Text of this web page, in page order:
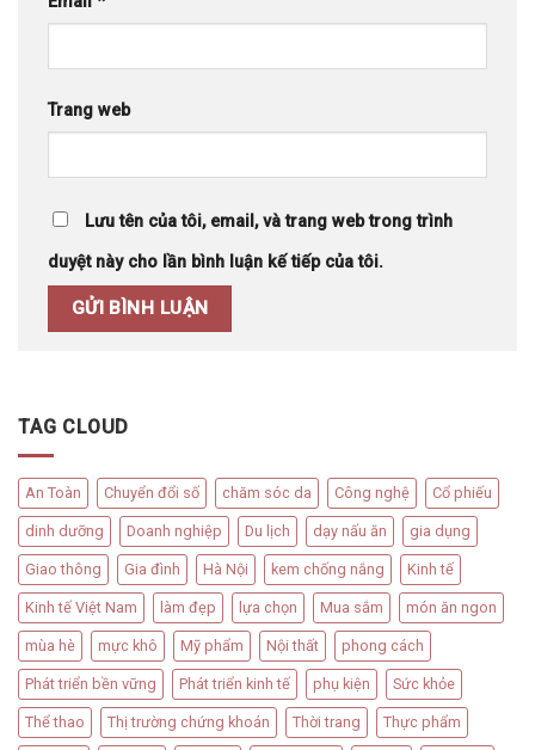
Trang web
Lưu tên của tôi, email, và trang web trong trình
duyệt này cho lần bình luận kế tiếp của tôi.
TAG CLOUD
An Toàn Chuyển đổi số chăm sóc da Công nghệ Cổ phiếu
dinh dưỡng Doanh nghiệp Du lịch dạy nấu ăn gia dụng
Giao thông Gia đình Hà Nội kem chống nắng Kinh tế
Kinh tế Việt Nam làm đẹp lựa chọn Mua sắm món ăn ngon
mùa hè mực khô Mỹ phẩm Nội thất phong cách
Phát triển bền vững Phát triển kinh tế phụ kiện Sức khỏe
Thể thao Thị trường chứng khoán Thời trang Thực phẩm